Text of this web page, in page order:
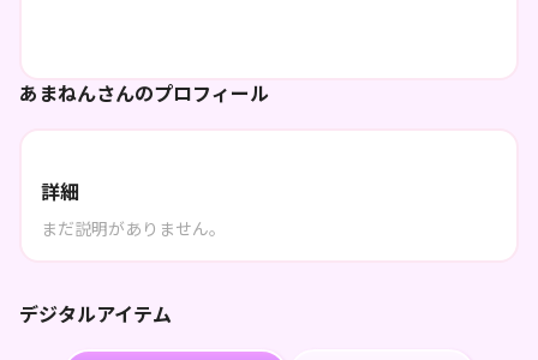
あまねんさんのプロフィール
詳細
まだ説明がありません。
デジタルアイテム